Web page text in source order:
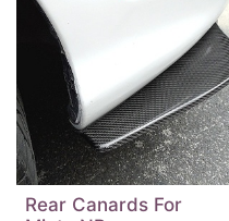
Rear Canards For